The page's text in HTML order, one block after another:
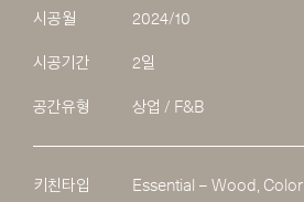
시공월 2024/10
시공기간 2일
공간유형 상업 / F&B
키친타입 Essential – Wood, Color